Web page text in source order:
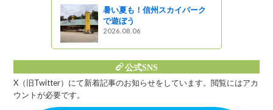
暑い夏も！信州スカイパーク
で遊ぼう
2026.08.06
公式SNS
X（旧Twitter）にて新着記事のお知らせをしています。閲覧にはアカ
ウントが必要です。